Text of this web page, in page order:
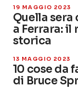
19 MAGGIO 2023
Quella
a Ferrara:
storica
13 MAGGIO 2023
10 cose da
di Bruce